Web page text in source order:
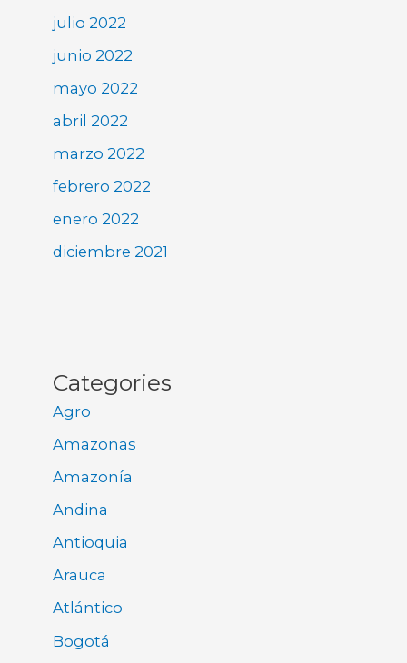
julio 2022
junio 2022
mayo 2022
abril 2022
marzo 2022
febrero 2022
enero 2022
diciembre 2021
Categories
Agro
Amazonas
Amazonía
Andina
Antioquia
Arauca
Atlántico
Bogotá